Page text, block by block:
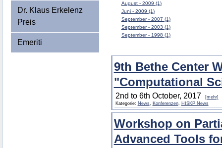
Dr. Klaus Erkelenz
Preis
Emeriti
August - 2009 (1)
Juni - 2009 (1)
September - 2007 (1)
September - 2003 (1)
September - 1998 (1)
9th Bethe Center
"Computational
2nd to 6th October, 2017
[mehr]
Kategorie: News, Konferenzen, HISKP News
Workshop on
Advanced Tools